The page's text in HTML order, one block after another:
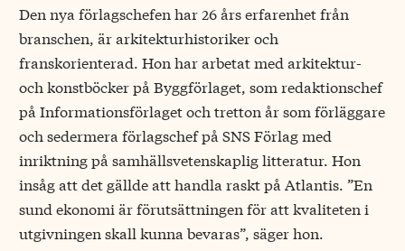
Den nya förlagschefen har 26 års erfarenhet från
branschen, är arkitekturhistoriker och
franskorienterad. Hon har arbetat med arkitektur-
och konstböcker på Byggförlaget, som redaktionschef
på Informationsförlaget och tretton år som förläggare
och sedermera förlagschef på SNS Förlag med
inriktning på samhällsvetenskaplig litteratur. Hon
insåg att det gällde att handla raskt på Atlantis. ”En
sund ekonomi är förutsättningen för att kvaliteten i
utgivningen skall kunna bevaras”, säger hon.